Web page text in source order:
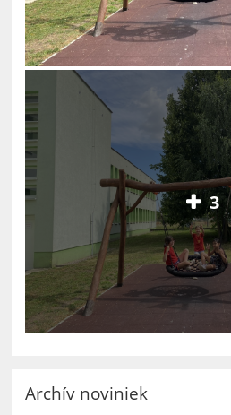
3
Archív noviniek